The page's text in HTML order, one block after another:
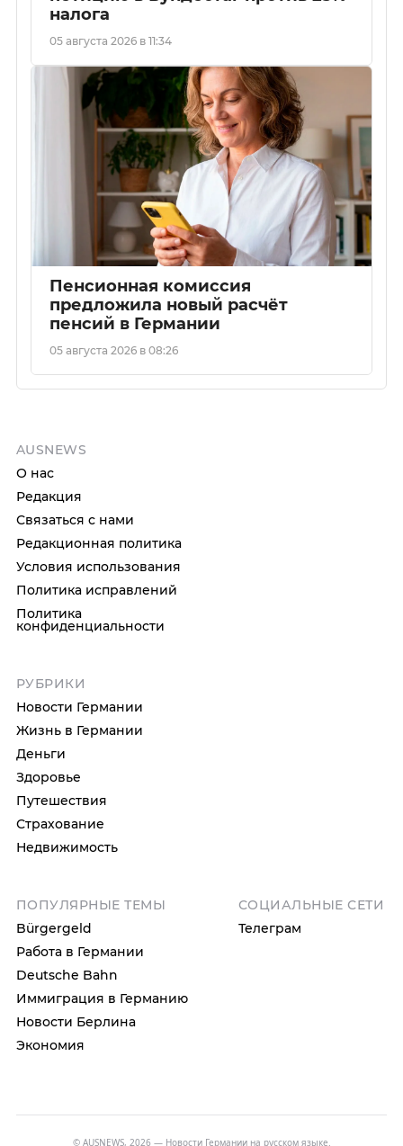
налога
05 августа 2026 в 11:34
Пенсионная комиссия
предложила новый расчёт
пенсий в Германии
05 августа 2026 в 08:26
AUSNEWS
О нас
Редакция
Связаться с нами
Редакционная политика
Условия использования
Политика исправлений
Политика
конфиденциальности
РУБРИКИ
Новости Германии
Жизнь в Германии
Деньги
Здоровье
Путешествия
Страхование
Недвижимость
ПОПУЛЯРНЫЕ ТЕМЫ
Bürgergeld
Работа в Германии
Deutsche Bahn
Иммиграция в Германию
Новости Берлина
Экономия
СОЦИАЛЬНЫЕ СЕТИ
Телеграм
© AUSNEWS, 2026 — Новости Германии на русском языке.